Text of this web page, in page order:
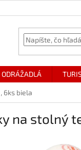
ODRÁŽADLÁ
6ks biela
na stolný